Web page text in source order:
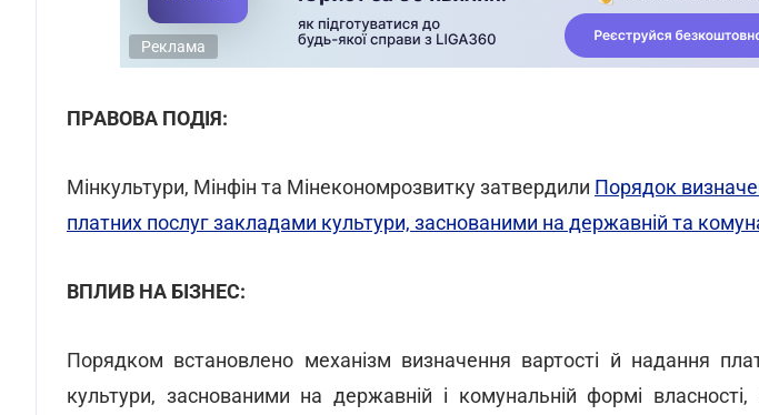
Реклама
ПРАВОВА ПОДІЯ:
Мінкультури, Мінфін та Мінекономрозвитку затвердили Порядок
платних послуг закладами культури, заснованими на державній та
ВПЛИВ НА БІЗНЕС:
Порядком встановлено механізм визначення вартості й надання
культури, заснованими на державній і комунальній формі